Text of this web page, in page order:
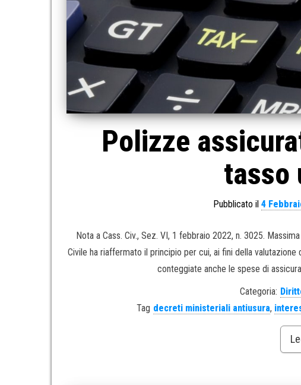
Polizze
tasso
Pubblicato il 4
Nota a Cass. Civ., Sez. VI, 1 febbraio 2022, n. 3025.
Civile ha riaffermato il principio per cui, ai fini della
conteggiate anche le spese di
Categoria:
Tag decreti ministeriali antiusura,